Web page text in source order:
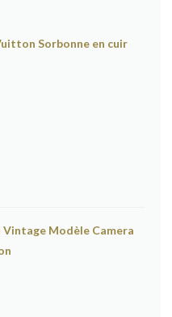
Sorbonne en cuir
Vintage Modèle Camera